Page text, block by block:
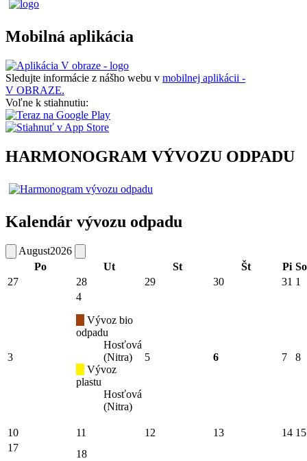
Mobilná aplikácia
Sledujte informácie z nášho webu v mobilnej aplikácii -
V OBRAZE.
Voľne k stiahnutiu:
HARMONOGRAM VÝVOZU ODPADU
Kalendár vývozu odpadu
August2026
Po
Ut St Št Pi So
27
28 29 30 31 1
3
4
Vývoz bio
odpadu
Hosťová
(Nitra)
Vývoz
plastu
Hosťová
(Nitra)
5 6 7 8
10 11 12 13 14 15
17
18